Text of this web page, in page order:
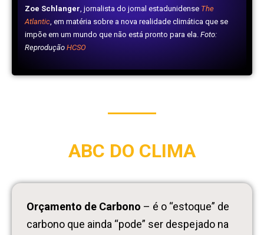
Zoe Schlanger , jornalista do jornal estadunidense The
Atlantic , em matéria sobre a nova realidade climática que se
impõe em um mundo que não está pronto para ela. Foto:
Reprodução HCSO
ABC DO CLIMA
Orçamento de Carbono – é o “estoque” de
carbono que ainda “pode” ser despejado na